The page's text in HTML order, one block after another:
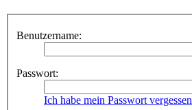
Benutzername:
Passwort:
Ich habe mein Passwort vergessen